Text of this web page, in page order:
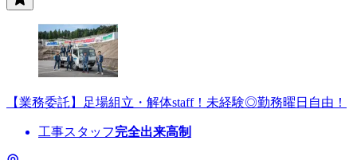
【業務委託】足場組立・解体staff！未経験◎勤務曜日自由！
工事スタッフ完全出来高制